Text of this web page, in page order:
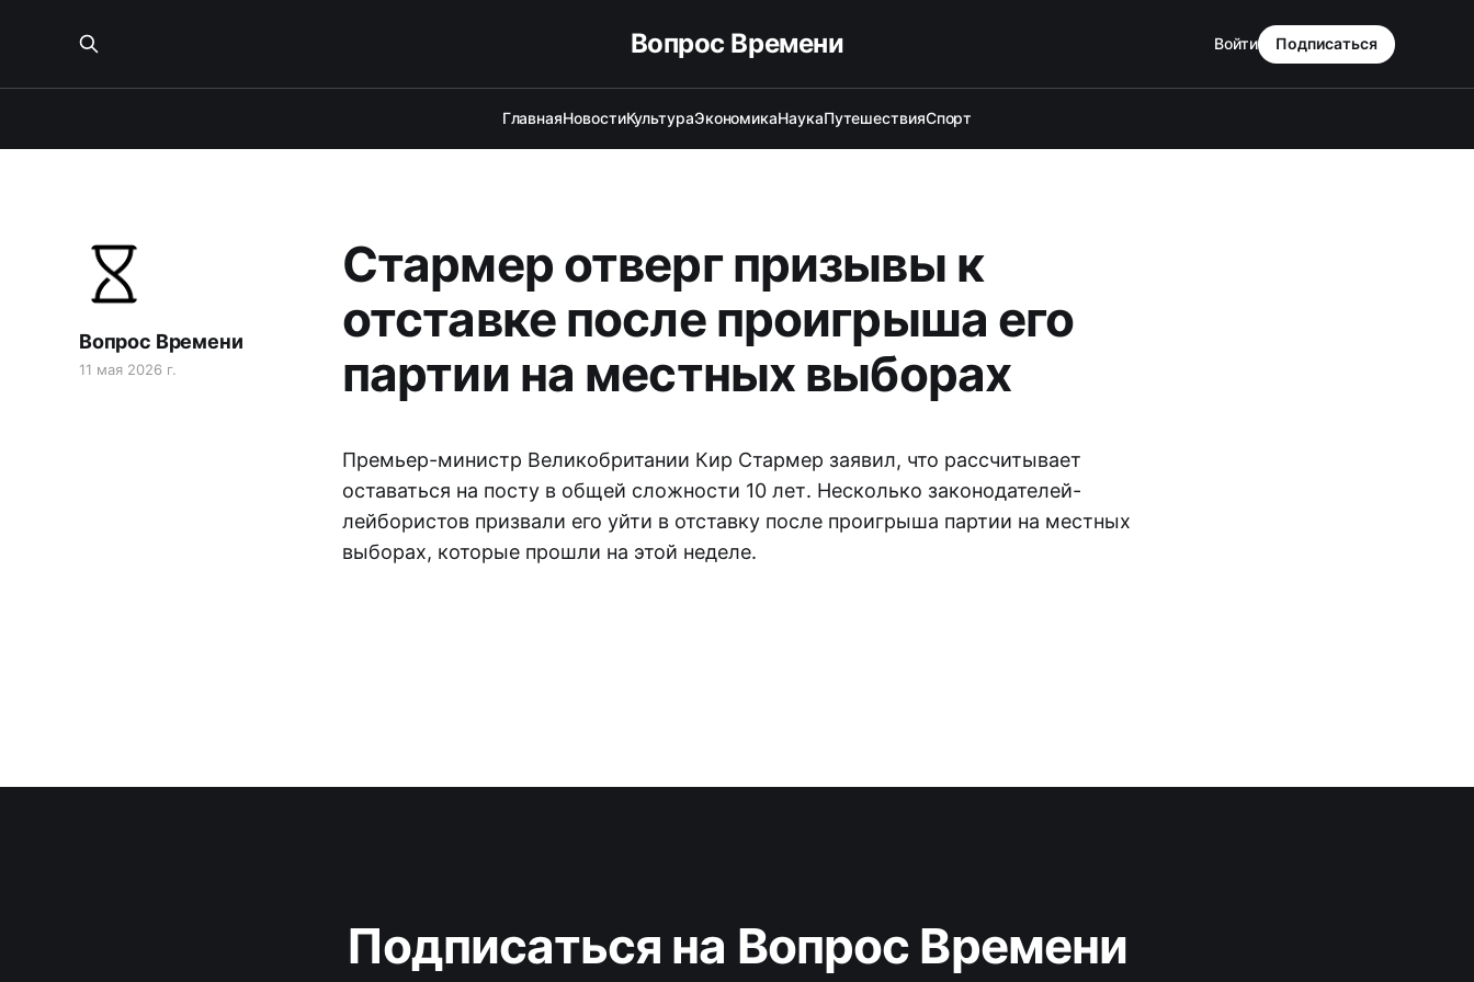
Вопрос Времени
ГлавнаяНовостиКультураЭкономикаНаукаПутешествияСпорт
Войти Подписаться
Стармер отверг призывы к
отставке после проигрыша его
партии на местных выборах
Вопрос Времени
11 мая 2026 г.
Премьер-министр Великобритании Кир Стармер заявил, что рассчитывает
оставаться на посту в общей сложности 10 лет. Несколько законодателей-
лейбористов призвали его уйти в отставку после проигрыша партии на местных
выборах, которые прошли на этой неделе.
Подписаться на Вопрос Времени